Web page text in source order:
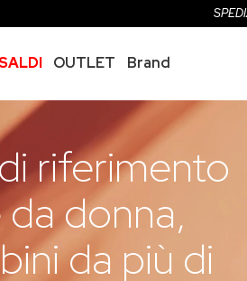
OUTLET
Brand
riferimento
donna,
da più di